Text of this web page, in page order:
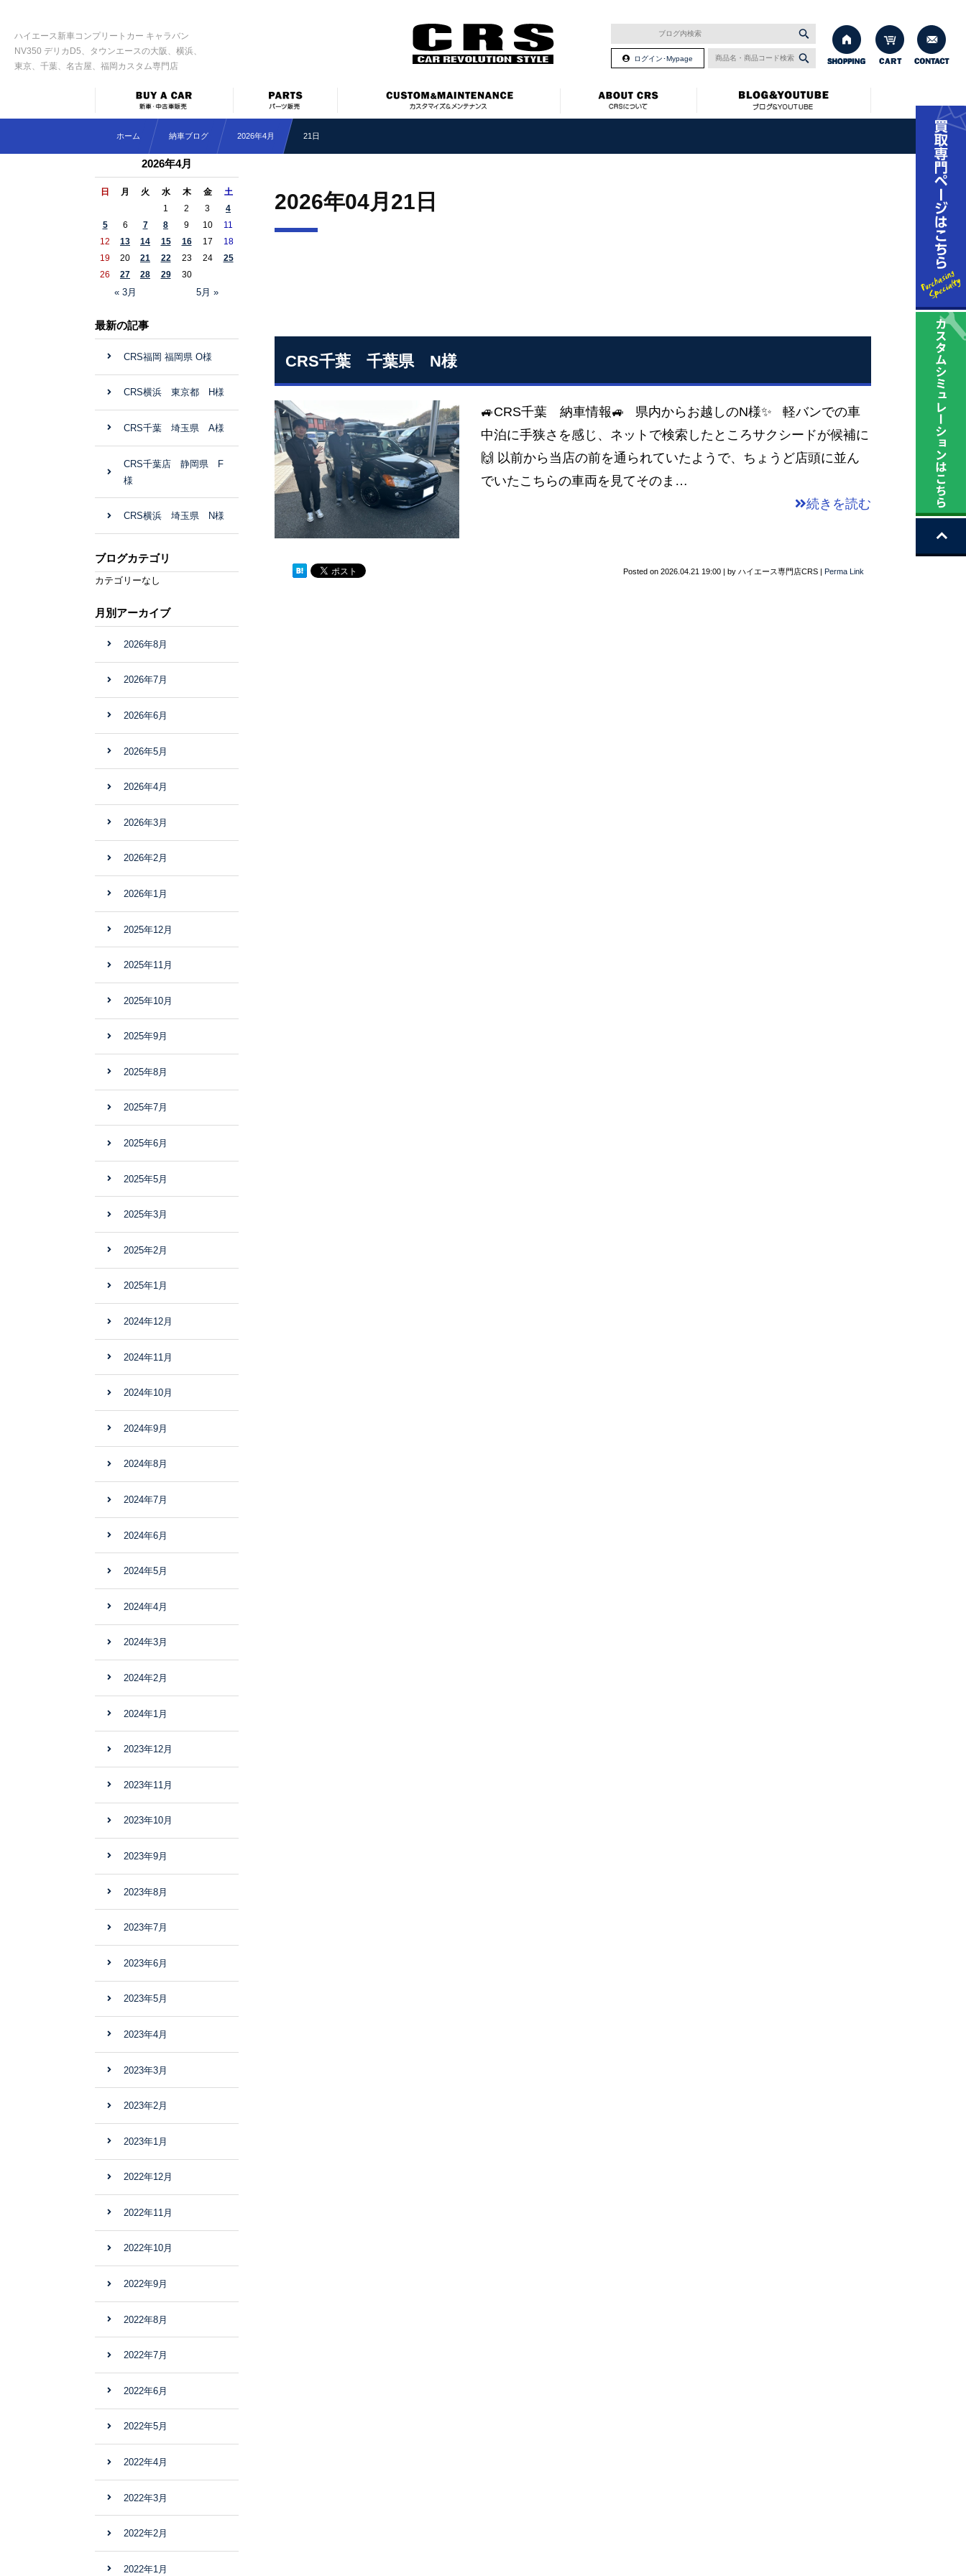
ハイエース新車コンプリートカー キャラバン
NV350 デリカD5、タウンエースの大阪、横浜、
東京、千葉、名古屋、福岡カスタム専門店
ログイン･Mypage
ホーム 納車ブログ 2026年4月 21日
2026年04月21日
CRS千葉 千葉県 N様
🚙CRS千葉 納車情報🚙 県内からお越しのN様✨ 軽バンでの車
中泊に手狭さを感じ、ネットで検索したところサクシードが候補に
🙌 以前から当店の前を通られていたようで、ちょうど店頭に並ん
でいたこちらの車両を見てそのま…
続きを読む
Posted on 2026.04.21 19:00 by ハイエース専門店CRS Perma Link
2026年4月
日 月 火 水 木 金 土
« 3月 5月 »
1 2 3
4
5
6 7 8 9 10
11
12
13 14 15 16 17
18
19
20 21 22 23 24
25
26
27 28 29 30
最新の記事
CRS福岡 福岡県 O様
CRS横浜 東京都 H様
CRS千葉 埼玉県 A様
CRS千葉店 静岡県 F
様
CRS横浜 埼玉県 N様
ブログカテゴリ
カテゴリーなし
月別アーカイブ
2026年8月
2026年7月
2026年6月
2026年5月
2026年4月
2026年3月
2026年2月
2026年1月
2025年12月
2025年11月
2025年10月
2025年9月
2025年8月
2025年7月
2025年6月
2025年5月
2025年3月
2025年2月
2025年1月
2024年12月
2024年11月
2024年10月
2024年9月
2024年8月
2024年7月
2024年6月
2024年5月
2024年4月
2024年3月
2024年2月
2024年1月
2023年12月
2023年11月
2023年10月
2023年9月
2023年8月
2023年7月
2023年6月
2023年5月
2023年4月
2023年3月
2023年2月
2023年1月
2022年12月
2022年11月
2022年10月
2022年9月
2022年8月
2022年7月
2022年6月
2022年5月
2022年4月
2022年3月
2022年2月
2022年1月